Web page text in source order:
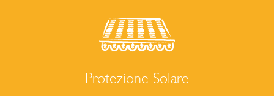
Protezione Solare